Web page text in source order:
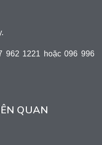
962 1221 hoặc 096 996
QUAN